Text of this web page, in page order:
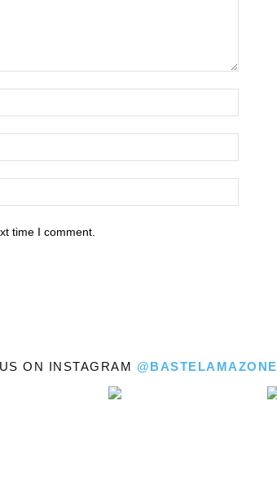
time I comment.
ON INSTAGRAM @BASTELAMAZONE